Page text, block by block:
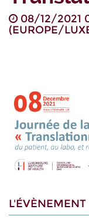
08/12/2021
(EUROPE/
L'ÉVÈNEMENT